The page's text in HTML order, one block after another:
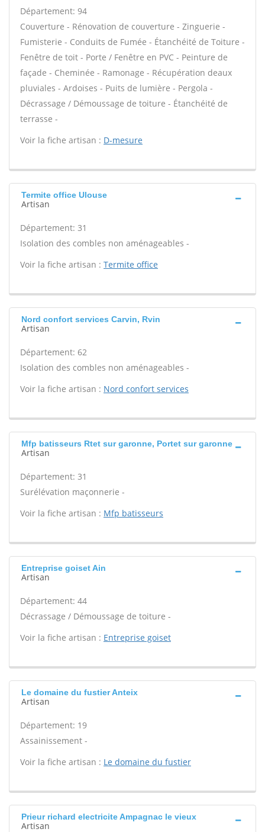
Département: 94
Couverture - Rénovation de couverture - Zinguerie -
Fumisterie - Conduits de Fumée - Étanchéité de Toiture -
Fenêtre de toit - Porte / Fenêtre en PVC - Peinture de
façade - Cheminée - Ramonage - Récupération deaux
pluviales - Ardoises - Puits de lumière - Pergola -
Décrassage / Démoussage de toiture - Étanchéité de
terrasse -
Voir la fiche artisan : D-mesure
Termite office Ulouse
Artisan
Département: 31
Isolation des combles non aménageables -
Voir la fiche artisan : Termite office
Nord confort services Carvin, Rvin
Artisan
Département: 62
Isolation des combles non aménageables -
Voir la fiche artisan : Nord confort services
Mfp batisseurs Rtet sur garonne, Portet sur garonne
Artisan
Département: 31
Surélévation maçonnerie -
Voir la fiche artisan : Mfp batisseurs
Entreprise goiset Ain
Artisan
Département: 44
Décrassage / Démoussage de toiture -
Voir la fiche artisan : Entreprise goiset
Le domaine du fustier Anteix
Artisan
Département: 19
Assainissement -
Voir la fiche artisan : Le domaine du fustier
Prieur richard electricite Ampagnac le vieux
Artisan